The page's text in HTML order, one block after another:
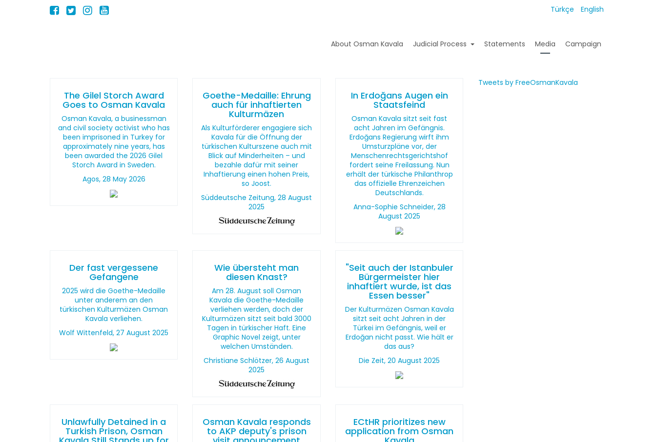
Türkçe English
About Osman Kavala Judicial Process Statements Media Campaign
The Gilel Storch Award
Goes to Osman Kavala
Osman Kavala, a businessman
and civil society activist who has
been imprisoned in Turkey for
approximately nine years, has
been awarded the 2026 Gilel
Storch Award in Sweden.
Agos, 28 May 2026
Goethe-Medaille: Ehrung
auch für inhaftierten
Kulturmäzen
Als Kulturförderer engagiere sich
Kavala für die Öffnung der
türkischen Kulturszene auch mit
Blick auf Minderheiten – und
bezahle dafür mit seiner
Inhaftierung einen hohen Preis,
so Joost.
Süddeutsche Zeitung, 28 August
2025
In Erdoğans Augen ein
Staatsfeind
Osman Kavala sitzt seit fast
acht Jahren im Gefängnis.
Erdoğans Regierung wirft ihm
Umsturzpläne vor, der
Menschenrechtsgerichtshof
fordert seine Freilassung. Nun
erhält der türkische Philanthrop
das offizielle Ehrenzeichen
Deutschlands.
Anna-Sophie Schneider, 28
August 2025
Der fast vergessene
Gefangene
2025 wird die Goethe-Medaille
unter anderem an den
türkischen Kulturmäzen Osman
Kavala verliehen.
Wolf Wittenfeld, 27 August 2025
Wie übersteht man
diesen Knast?
Am 28. August soll Osman
Kavala die Goethe-Medaille
verliehen werden, doch der
Kulturmäzen sitzt seit bald 3000
Tagen in türkischer Haft. Eine
Graphic Novel zeigt, unter
welchen Umständen.
Christiane Schlötzer, 26 August
2025
"Seit auch der Istanbuler
Bürgermeister hier
inhaftiert wurde, ist das
Essen besser"
Der Kulturmäzen Osman Kavala
sitzt seit acht Jahren in der
Türkei im Gefängnis, weil er
Erdoğan nicht passt. Wie hält er
das aus?
Die Zeit, 20 August 2025
Unlawfully Detained in a
Turkish Prison, Osman
Osman Kavala responds
to AKP deputy's prison
ECtHR prioritizes new
application from Osman
Tweets by FreeOsmanKavala